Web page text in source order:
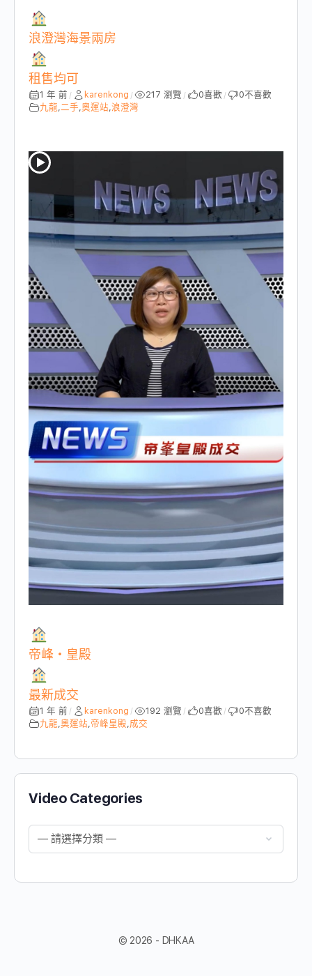
浪澄灣海景兩房
租售均可
1 年 前 / karenkong / 217 瀏覽 / 0喜歡 / 0不喜歡
九龍,二手,奧運站,浪澄灣
帝峰・皇殿
最新成交
1 年 前 / karenkong / 192 瀏覽 / 0喜歡 / 0不喜歡
九龍 奧運站 帝峰皇殿 成交
Video Categories
© 2026 - DHKAA